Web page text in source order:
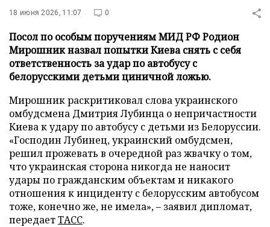
18 июня 2026, 11:07 0
Посол по особым поручениям МИД РФ Родион
Мирошник назвал попытки Киева снять с себя
ответственность за удар по автобусу с
белорусскими детьми циничной ложью.
Мирошник раскритиковал слова украинского
омбудсмена Дмитрия Лубинца о непричастности
Киева к удару по автобусу с детьми из Белоруссии.
«Господин Лубинец, украинский омбудсмен,
решил прожевать в очередной раз жвачку о том,
что украинская сторона никогда не наносит
удары по гражданским объектам и никакого
отношения к инциденту с белорусским автобусом
тоже, конечно же, не имела», – заявил дипломат,
передаетТАСС.